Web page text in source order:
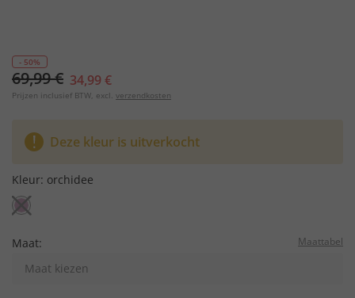
- 50%
69,99 € 34,99 €
Prijzen inclusief BTW, excl. verzendkosten
Deze kleur is uitverkocht
Kleur: orchidee
Maat: Maattabel
Maat kiezen